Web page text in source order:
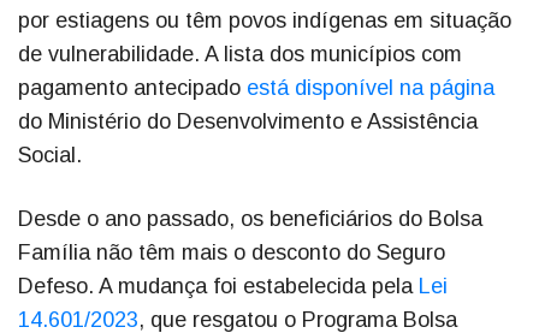
por estiagens ou têm povos indígenas em situação
de vulnerabilidade. A lista dos municípios com
pagamento antecipado está disponível na página
do Ministério do Desenvolvimento e Assistência
Social.
Desde o ano passado, os beneficiários do Bolsa
Família não têm mais o desconto do Seguro
Defeso. A mudança foi estabelecida pela Lei
14.601/2023, que resgatou o Programa Bolsa